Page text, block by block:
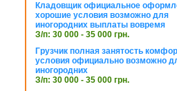
Кладовщик официальное
хорошие условия возможно для
иногородних выплаты вовремя
З/п: 30 000 - 35 000 грн.
Грузчик полная занятость
условия официально возможно
иногородних
З/п: 30 000 - 35 000 грн.